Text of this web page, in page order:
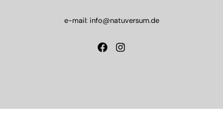
e-mail: info@natuversum.de